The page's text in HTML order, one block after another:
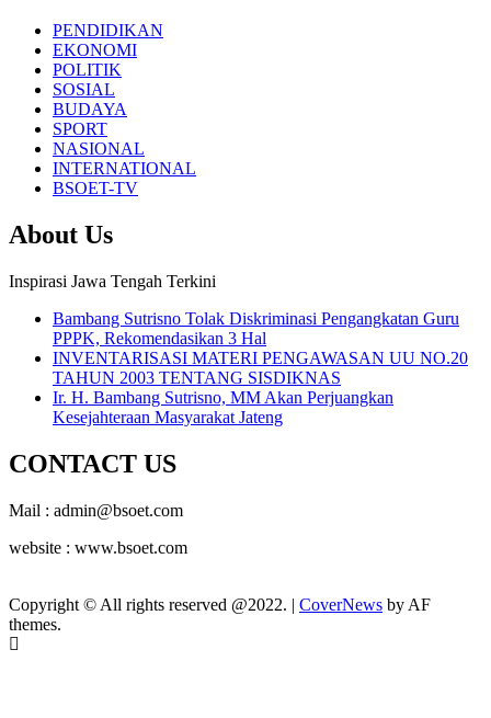
PENDIDIKAN
EKONOMI
POLITIK
SOSIAL
BUDAYA
SPORT
NASIONAL
INTERNATIONAL
BSOET-TV
About Us
Inspirasi Jawa Tengah Terkini
Bambang Sutrisno Tolak Diskriminasi Pengangkatan Guru
PPPK, Rekomendasikan 3 Hal
INVENTARISASI MATERI PENGAWASAN UU NO.20
TAHUN 2003 TENTANG SISDIKNAS
Ir. H. Bambang Sutrisno, MM Akan Perjuangkan
Kesejahteraan Masyarakat Jateng
CONTACT US
Mail : admin@bsoet.com
website : www.bsoet.com
Copyright © All rights reserved @2022. | CoverNews by AF
themes.